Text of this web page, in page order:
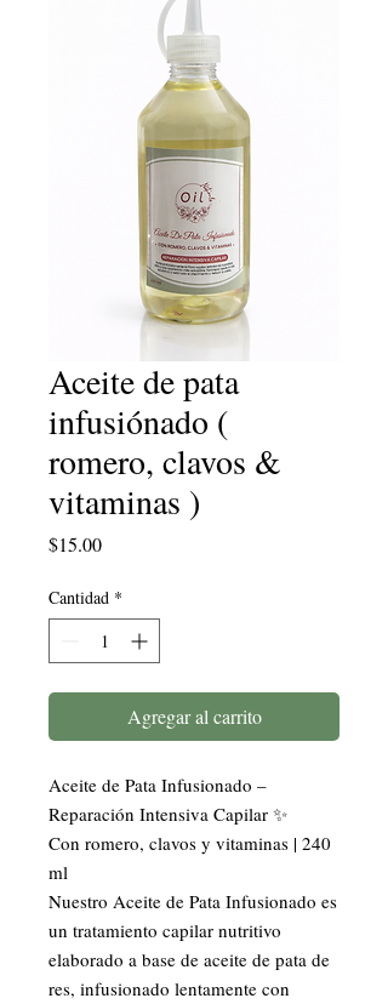
Aceite de pata
infusiónado (
romero, clavos &
vitaminas )
$15.00Precio
Cantidad *
Agregar al carrito
Aceite de Pata Infusionado –
Reparación Intensiva Capilar ✨
Con romero, clavos y vitaminas | 240
ml
Nuestro Aceite de Pata Infusionado es
un tratamiento capilar nutritivo
elaborado a base de aceite de pata de
res, infusionado lentamente con